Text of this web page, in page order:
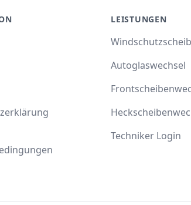
LEISTUNGEN
Autoglaswechsel
Techniker Login